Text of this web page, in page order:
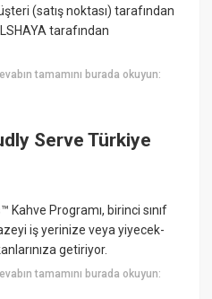
(satış noktası) tarafından
tarafından
tamamını burada okuyun:
Serve Türkiye
Kahve Programı, birinci sınıf
iş yerinize veya yiyecek-
getiriyor.
tamamını burada okuyun: